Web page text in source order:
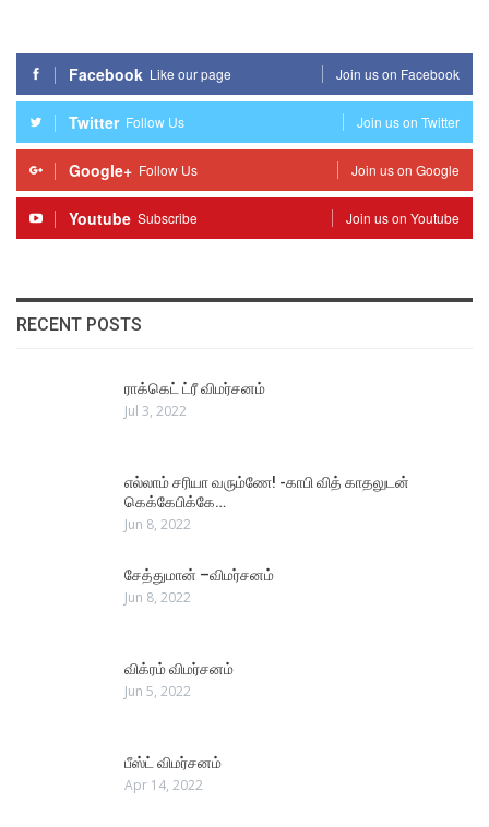
Facebook Like our page Join us on Facebook
Twitter Follow Us Join us on Twitter
Google+ Follow Us Join us on Google
Youtube Subscribe Join us on Youtube
RECENT POSTS
ராக்கெட் ட்ரீ விமர்சனம்
Jul 3, 2022
எல்லாம் சரியா வரும்ணே! -காபி வித் காதலுடன்
கெக்கேபிக்கே…
Jun 8, 2022
சேத்துமான் –விமர்சனம்
Jun 8, 2022
விக்ரம் விமர்சனம்
Jun 5, 2022
பீஸ்ட் விமர்சனம்
Apr 14, 2022